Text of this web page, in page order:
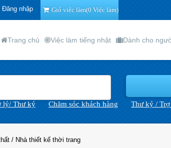
Đăng nhập Giỏ việc làm(0 Việc làm)
Trang chủ Việc làm tiếng nhật Dành cho
lý/ Thư ký Chăm sóc khách hàng Thư ký /
/ Nhà thiết kế thời trang